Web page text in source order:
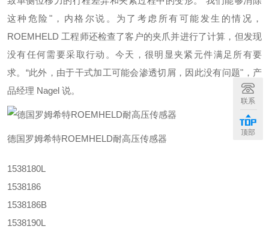
这种危险"，内格尔说。为了考虑所有可能发生的情况，
ROEMHELD 工程师还检查了客户的夹爪并进行了计算，但发现
没有任何需要采取行动。今天，很明显夹紧元件满足所有要
求。“此外，由于干式加工可能会渗透切屑，因此没有问题"，产
品经理 Nagel 说。
德国罗姆希特ROEMHELD耐高压传感器
1538180L
1538186
1538186B
1538190L
联系
顶部